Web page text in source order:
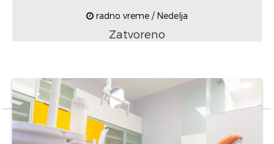
radno vreme / Nedelja
Zatvoreno